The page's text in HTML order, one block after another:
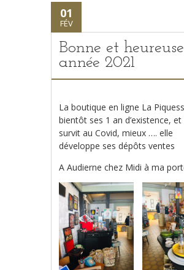
01
FÉV
Bonne et heureuse
année 2021
La boutique en ligne La
bientôt ses 1 an d’existence,
survit au Covid, mieux …. elle
développe ses dépôts ventes
A Audierne chez Midi à ma